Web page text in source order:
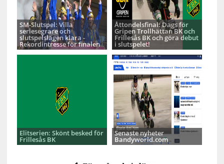
SM-Slutspel: Villa
seriesegrare och
slutspelslagen klara -
Rekordintresse för finalen
Åttondelsfinal: Dags för
Gripen Trollhättan BK och
Frillesås BK och göra debut
i slutspelet!
Elitserien: Skönt besked för
Frillesås BK
Senaste nyheter
Bandyworld.com